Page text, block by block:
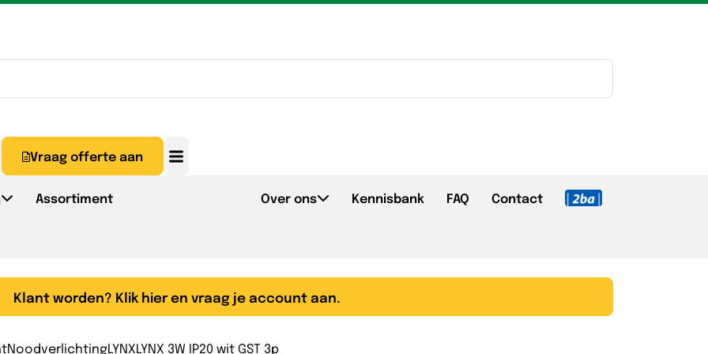
Vraag offerte aan
Assortiment Over ons Kennisbank FAQ Contact
Klant worden? Klik hier en vraag je account aan.
NoodverlichtingLYNXLYNX 3W IP20 wit GST 3p